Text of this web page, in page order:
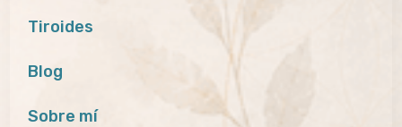
Tiroides
Blog
Sobre mí